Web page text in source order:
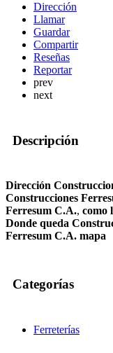
Dirección
Llamar
Guardar
Compartir
Reseñas
Reportar
prev
next
Descripción
Dirección
Construcciones
Ferresum C.A., como
Donde queda
Ferresum C.A. mapa
Categorías
Ferreterías